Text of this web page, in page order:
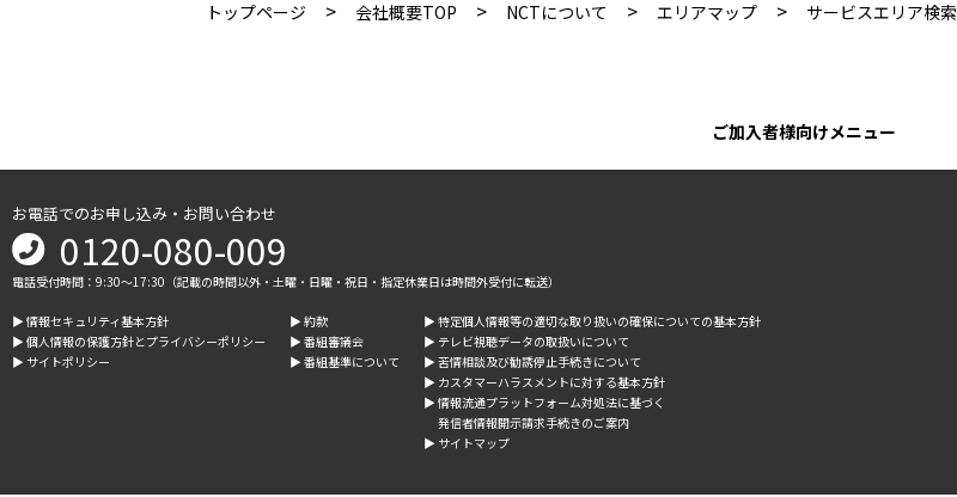
トップページ > 会社概要TOP > NCTについて > エリアマップ > サービスエリア検索
ご加入者様向けメニュー
お電話でのお申し込み・お問い合わせ
0120-080-009
電話受付時間：9:30～17:30（記載の時間以外・土曜・日曜・祝日・指定休業日は時間外受付に転送）
▶︎ 情報セキュリティ基本方針
▶︎ 個人情報の保護方針とプライバシーポリシー
▶︎ サイトポリシー
▶︎ 約款
▶︎ 番組審議会
▶︎ 番組基準について
▶︎ 特定個人情報等の適切な取り扱いの確保についての基本方針
▶︎ テレビ視聴データの取扱いについて
▶︎ 苦情相談及び勧誘停止手続きについて
▶︎ カスタマーハラスメントに対する基本方針
▶︎ 情報流通プラットフォーム対処法に基づく
発信者情報開示請求手続きのご案内
▶︎ サイトマップ